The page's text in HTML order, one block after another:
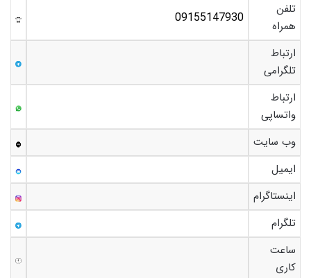
تلفن
همراه
09155147930
ارتباط
تلگرامی
ارتباط
واتساپی
وب سایت
ایمیل
اینستاگرام
تلگرام
ساعت
کاری